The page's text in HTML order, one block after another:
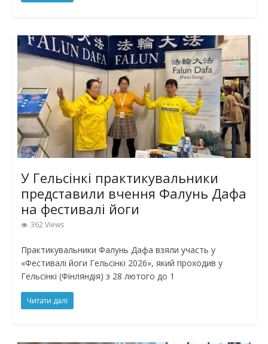
У Гельсінкі практикувальники
представили вчення Фалунь Дафа
на фестивалі йоги
362 Views
Практикувальники Фалунь Дафа взяли участь у
«Фестивалі йоги Гельсінкі 2026», який проходив у
Гельсінкі (Фінляндія) з 28 лютого до 1
Читати далі